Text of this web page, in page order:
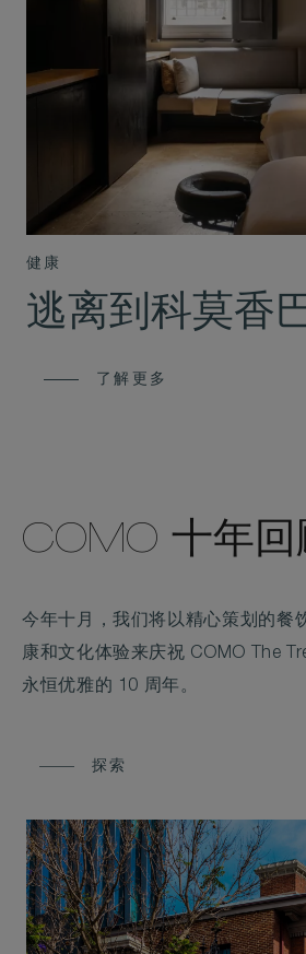
健康
逃离到科莫香
了解更多
COMO 十年回
今年十月，我们将以精心策划的餐
康和文化体验来庆祝 COMO The
永恒优雅的 10 周年。
探索